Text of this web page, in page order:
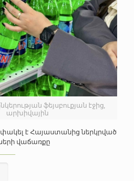
ֆեյսբուքյան էջից,
արխիվային
է Հայաստանից ներկրված
վաճառքը